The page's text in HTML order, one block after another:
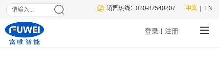
| EN
中文
销售热线：020-87540207
登录 注册